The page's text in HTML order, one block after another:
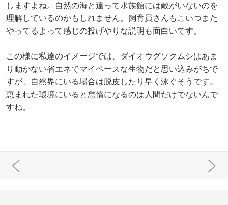
しますよね。自然の海と違って水族館には敵がいないのを
理解しているのかもしれません。飼育員さんもこいつまた
やってるよって感じの投げやりな説明も面白いです。
この様に私達のイメージでは、ダイオウグソクムシはあま
り動かない省エネでマイペースな生物だと思い込みがちで
すが、自然界にいる場合は脱皮したり早く泳ぐそうです。
恵まれた環境にいると怠惰になるのは人間だけでないんで
すね。